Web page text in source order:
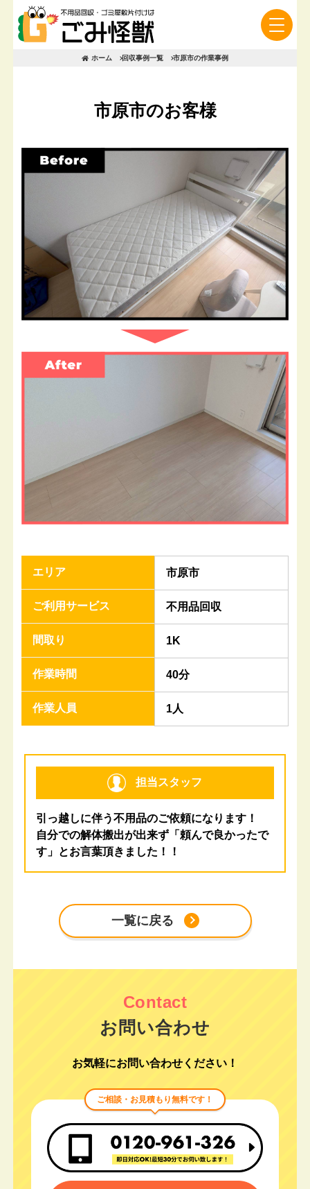
ホーム 回収事例一覧 市原市の作業事例
市原市のお客様
エリア 市原市
ご利用サービス 不用品回収
間取り 1K
作業時間 40分
作業人員 1人
担当スタッフ
引っ越しに伴う不用品のご依頼になります！
自分での解体搬出が出来ず「頼んで良かったで
す」とお言葉頂きました！！
一覧に戻る
お問い合わせ
お気軽にお問い合わせください！
ご相談・お見積もり無料です！